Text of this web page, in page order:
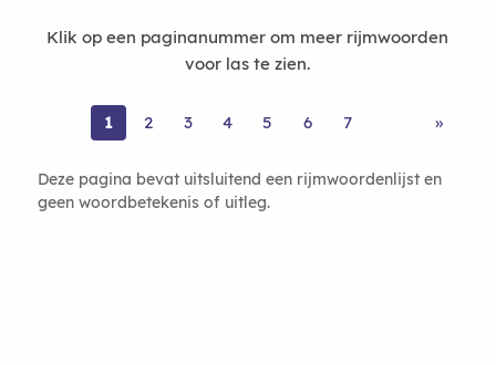
Klik op een paginanummer om meer rijmwoorden
voor las te zien.
1 2 3 4 5 6 7 »
Deze pagina bevat uitsluitend een rijmwoordenlijst en
geen woordbetekenis of uitleg.